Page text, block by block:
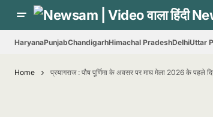
HaryanaPunjabChandigarhHimachal PradeshDelhiUttar
Home प्रयागराज : पौष पूर्णिमा के अवसर पर माघ मेला 2026 के पहले